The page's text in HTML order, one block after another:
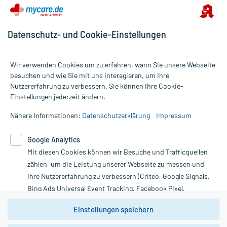
Bewertungen mit durchschnittlich 4,7 von 5 Sternen abgegeben.
Alle Preise gelten inkl. MwSt., ggf. zzgl. Versandkosten
Informationen auf dieser Website werden ausschließlich für
die Untersuchung und Behandlung durch einen Arzt. Bitte
Therapien eingeleitet werden können. | Diese Webseite benutzt
Google Analytics. Lesen Sie bitte dazu die wichtigen Hinweise in
unserer Datenschutzerklärung. Für den Widerruf einer Bestellung
nutzen Sie das Formular:
Vertrag widerrufen
Datenschutz- und Cookie-Einstellungen
Wir verwenden Cookies um zu erfahren, wann Sie unsere Webseite
besuchen und wie Sie mit uns interagieren, um Ihre
Nutzererfahrung zu verbessern. Sie können Ihre Cookie-
Einstellungen jederzeit ändern.
Nähere Informationen: Datenschutzerklärung Impressum
Google Analytics
Mit diesen Cookies können wir Besuche und Trafficquellen
zählen, um die Leistung unserer Webseite zu messen und
Ihre Nutzererfahrung zu verbessern (Criteo, Google Signals,
Bing Ads Universal Event Tracking, Facebook Pixel,
Youtube-Social Plugin).
Wir weisen darauf hin, dass die
Einstellungen speichern